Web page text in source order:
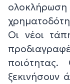
Οι νέοι
ξεκινήσουν